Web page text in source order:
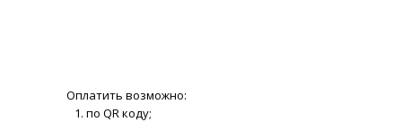
Оплатить возможно:
по QR коду;